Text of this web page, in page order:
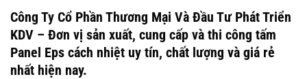
Công Ty Cổ Phần Thương Mại Và Đầu Tư Phát Triển
KDV – Đơn vị sản xuất, cung cấp và thi công tấm
Panel Eps cách nhiệt uy tín, chất lượng và giá rẻ
nhất hiện nay.